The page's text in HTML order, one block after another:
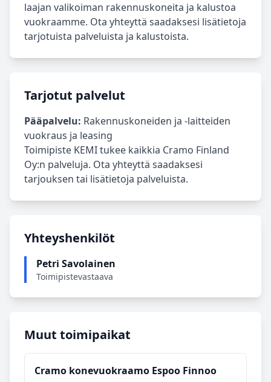
laajan valikoiman rakennuskoneita ja kalustoa
vuokraamme. Ota yhteyttä saadaksesi lisätietoja
tarjotuista palveluista ja kalustoista.
Tarjotut palvelut
Pääpalvelu: Rakennuskoneiden ja -laitteiden
vuokraus ja leasing
Toimipiste KEMI tukee kaikkia Cramo Finland
Oy:n palveluja. Ota yhteyttä saadaksesi
tarjouksen tai lisätietoja palveluista.
Yhteyshenkilöt
Petri Savolainen
Toimipistevastaava
Muut toimipaikat
Cramo konevuokraamo Espoo Finnoo